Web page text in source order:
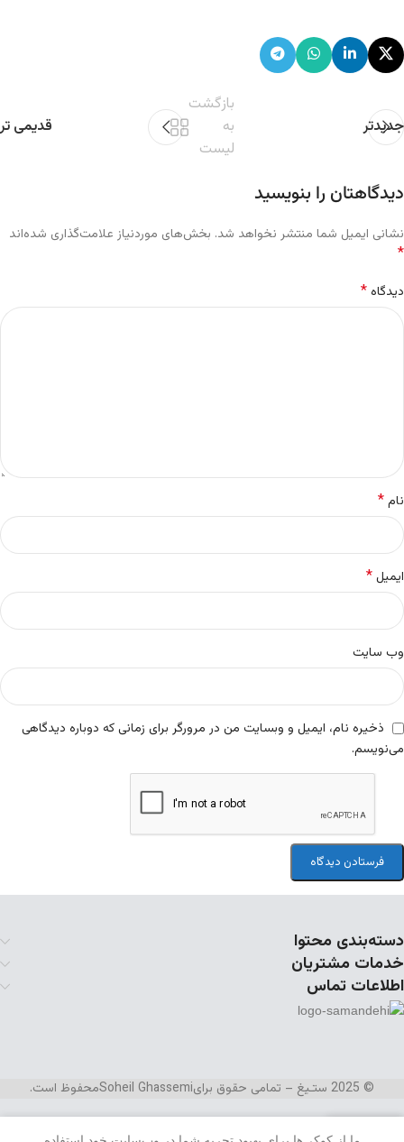
جدیدتر
بازگشت
به
لیست
قدیمی تر
دیدگاهتان را بنویسید
نشانی ایمیل شما منتشر نخواهد شد. بخش‌های موردنیاز علامت‌گذاری شده‌اند
*
دیدگاه*
نام*
ایمیل*
وب‌ سایت
ذخیره نام، ایمیل و وبسایت من در مرورگر برای زمانی که دوباره دیدگاهی
می‌نویسم.
دسته‌بندی محتوا
خدمات مشتریان
اطلاعات تماس
© 2025 ستـیغ – تمامی حقوق برای Soheil Ghassemiمحفوظ است.